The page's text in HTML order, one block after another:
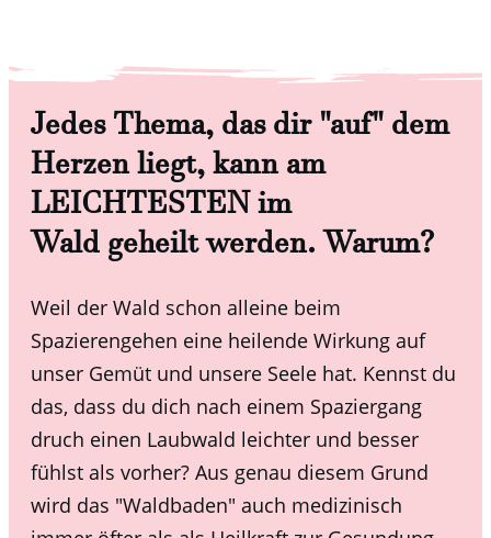
Jedes Thema, das dir "auf" dem
Herzen liegt, kann am
LEICHTESTENim
Waldgeheilt werden. Warum?
Weil der Wald schon alleine beim
Spazierengehen eine heilende Wirkung auf
unser Gemüt und unsere Seele hat. Kennst du
das, dass du dich nach einem Spaziergang
druch einen Laubwald leichter und besser
fühlst als vorher? Aus genau diesem Grund
wird das "Waldbaden" auch medizinisch